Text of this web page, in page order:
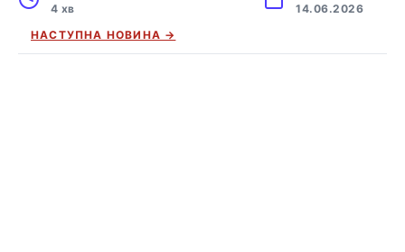
4 хв
14.06.2026
НАСТУПНА НОВИНА →